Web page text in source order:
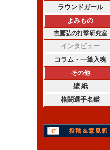
ラウンドガール
よみもの
吉鷹弘の打撃研究室
インタビュー
コラム・一筆入魂
その他
壁 紙
格闘選手名鑑